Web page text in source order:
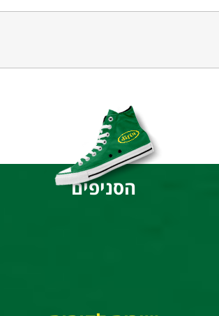
הסניפים